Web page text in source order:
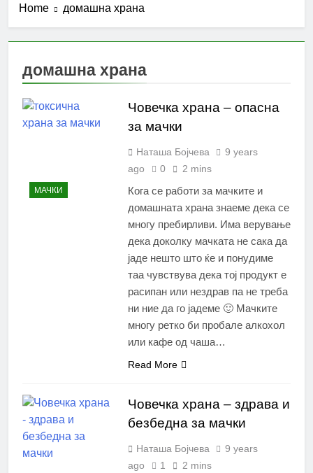
Home домашна храна
домашна храна
МАЧКИ
Човечка храна – опасна
за мачки
Наташа Бојчева
9 years
ago
0 2 mins
Кога се работи за мачките и
домашната храна знаеме дека се
многу пребирливи. Има верување
дека доколку мачката не сака да
јаде нешто што ќе и понудиме
таа чувствува дека тој продукт е
расипан или нездрав па не треба
ни ние да го јадеме 🙂 Мачките
многу ретко би пробале алкохол
или кафе од чаша…
Read More
Човечка храна – здрава и
безбедна за мачки
Наташа Бојчева
9 years
ago
1 2 mins